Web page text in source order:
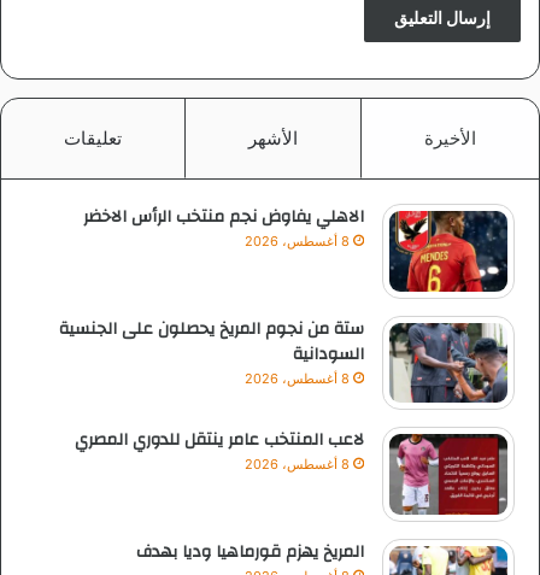
الأخيرة الأشهر تعليقات
الاهلي يفاوض نجم منتخب الرأس الاخضر
8 أغسطس، 2026
ستة من نجوم المريخ يحصلون على الجنسية
السودانية
8 أغسطس، 2026
لاعب المنتخب عامر ينتقل للدوري المصري
8 أغسطس، 2026
المريخ يهزم قورماهيا وديا بهدف